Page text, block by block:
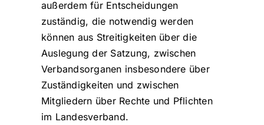
außerdem für Entscheidungen
zuständig, die notwendig werden
können aus Streitigkeiten über die
Auslegung der Satzung, zwischen
Verbandsorganen insbesondere über
Zuständigkeiten und zwischen
Mitgliedern über Rechte und Pflichten
im Landesverband.